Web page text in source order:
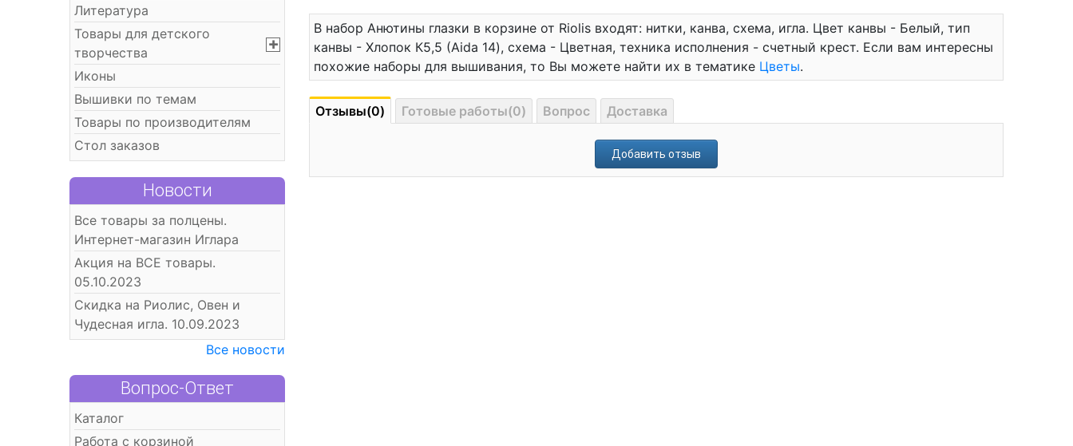
Литература
Товары для детского
творчества
Иконы
Вышивки по темам
Товары по производителям
Стол заказов
Новости
Все товары за полцены.
Интернет-магазин Иглара
Акция на ВСЕ товары.
05.10.2023
Скидка на Риолис, Овен и
Чудесная игла. 10.09.2023
Все новости
Вопрос-Ответ
Каталог
Работа с корзиной
В набор Анютины глазки в корзине от Riolis входят: нитки, канва, схема, игла. Цвет канвы - Белый, тип
канвы - Хлопок К5,5 (Aida 14), схема - Цветная, техника исполнения - счетный крест. Если вам интересны
похожие наборы для вышивания, то Вы можете найти их в тематике Цветы.
Отзывы(0) Готовые работы(0) Вопрос Доставка
Добавить отзыв